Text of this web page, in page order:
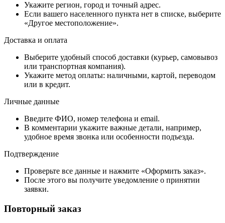
Укажите регион, город и точный адрес.
Если вашего населенного пункта нет в списке, выберите
«Другое местоположение».
Доставка и оплата
Выберите удобный способ доставки (курьер, самовывоз
или транспортная компания).
Укажите метод оплаты: наличными, картой, переводом
или в кредит.
Личные данные
Введите ФИО, номер телефона и email.
В комментарии укажите важные детали, например,
удобное время звонка или особенности подъезда.
Подтверждение
Проверьте все данные и нажмите «Оформить заказ».
После этого вы получите уведомление о принятии
заявки.
Повторный заказ